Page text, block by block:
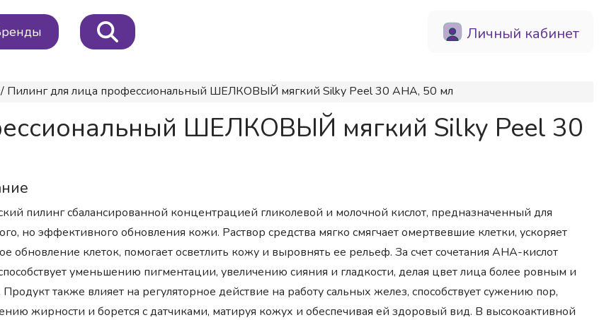
Личный кабинет
/ Пилинг для лица профессиональный ШЕЛКОВЫЙ мягкий Silky Peel 30 AHA, 50 мл
ШЕЛКОВЫЙ мягкий Silky Peel 30
пилинг сбалансированной концентрацией гликолевой и молочной кислот, предназначенный для
но эффективного обновления кожи. Раствор средства мягко смягчает омертвевшие клетки, ускоряет
обновление клеток, помогает осветлить кожу и выровнять ее рельеф. За счет сочетания AHA-кислот
уменьшению пигментации, увеличению сияния и гладкости, делая цвет лица более ровным и
также влияет на регуляторное действие на работу сальных желез, способствует сужению пор,
жирности и борется с датчиками, матируя кожух и обеспечивая ей здоровый вид. В высокоактивной